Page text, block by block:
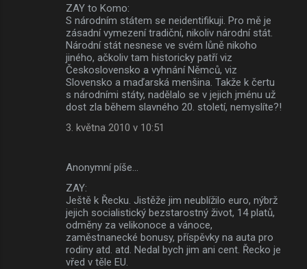
ZAY to Komo:
S národním státem se neidentifikuji. Pro mě je
zásadní vymezení tradiční, nikoliv národní stát.
Národní stát nesnese ve svém lůně nikoho
jiného, ačkoliv tam historicky patří viz
Československo a vyhnání Němců, viz
Slovensko a maďarská menšina. Takže k čertu
s národními státy, nadělalo se v jejich jménu už
dost zla během slavného 20. století, nemyslíte?!
3. května 2010 v 10:51
Anonymní píše…
ZAY:
Ještě k Řecku. Jistěže jim neublížilo euro, nýbrž
jejich socialistický bezstarostný život, 14 platů,
odměny za velikonoce a vánoce,
zaměstnanecké bonusy, příspěvky na auta pro
rodiny atd. atd. Nedal bych jim ani cent. Řecko je
vřed v těle EU.